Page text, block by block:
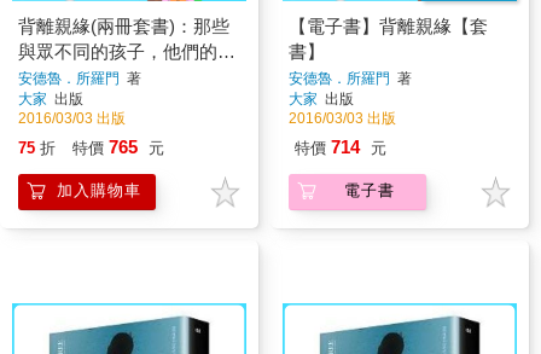
背離親緣(兩冊套書)：那些
與眾不同的孩子，他們的父
母，以及他們尋找身分認同
的故事
安德魯．所羅門 著
大家 出版
2016/03/03 出版
75 折 特價 765 元
加入購物車
【電子書】背離親緣【套
書】
安德魯．所羅門 著
大家 出版
2016/03/03 出版
特價 714 元
電子書